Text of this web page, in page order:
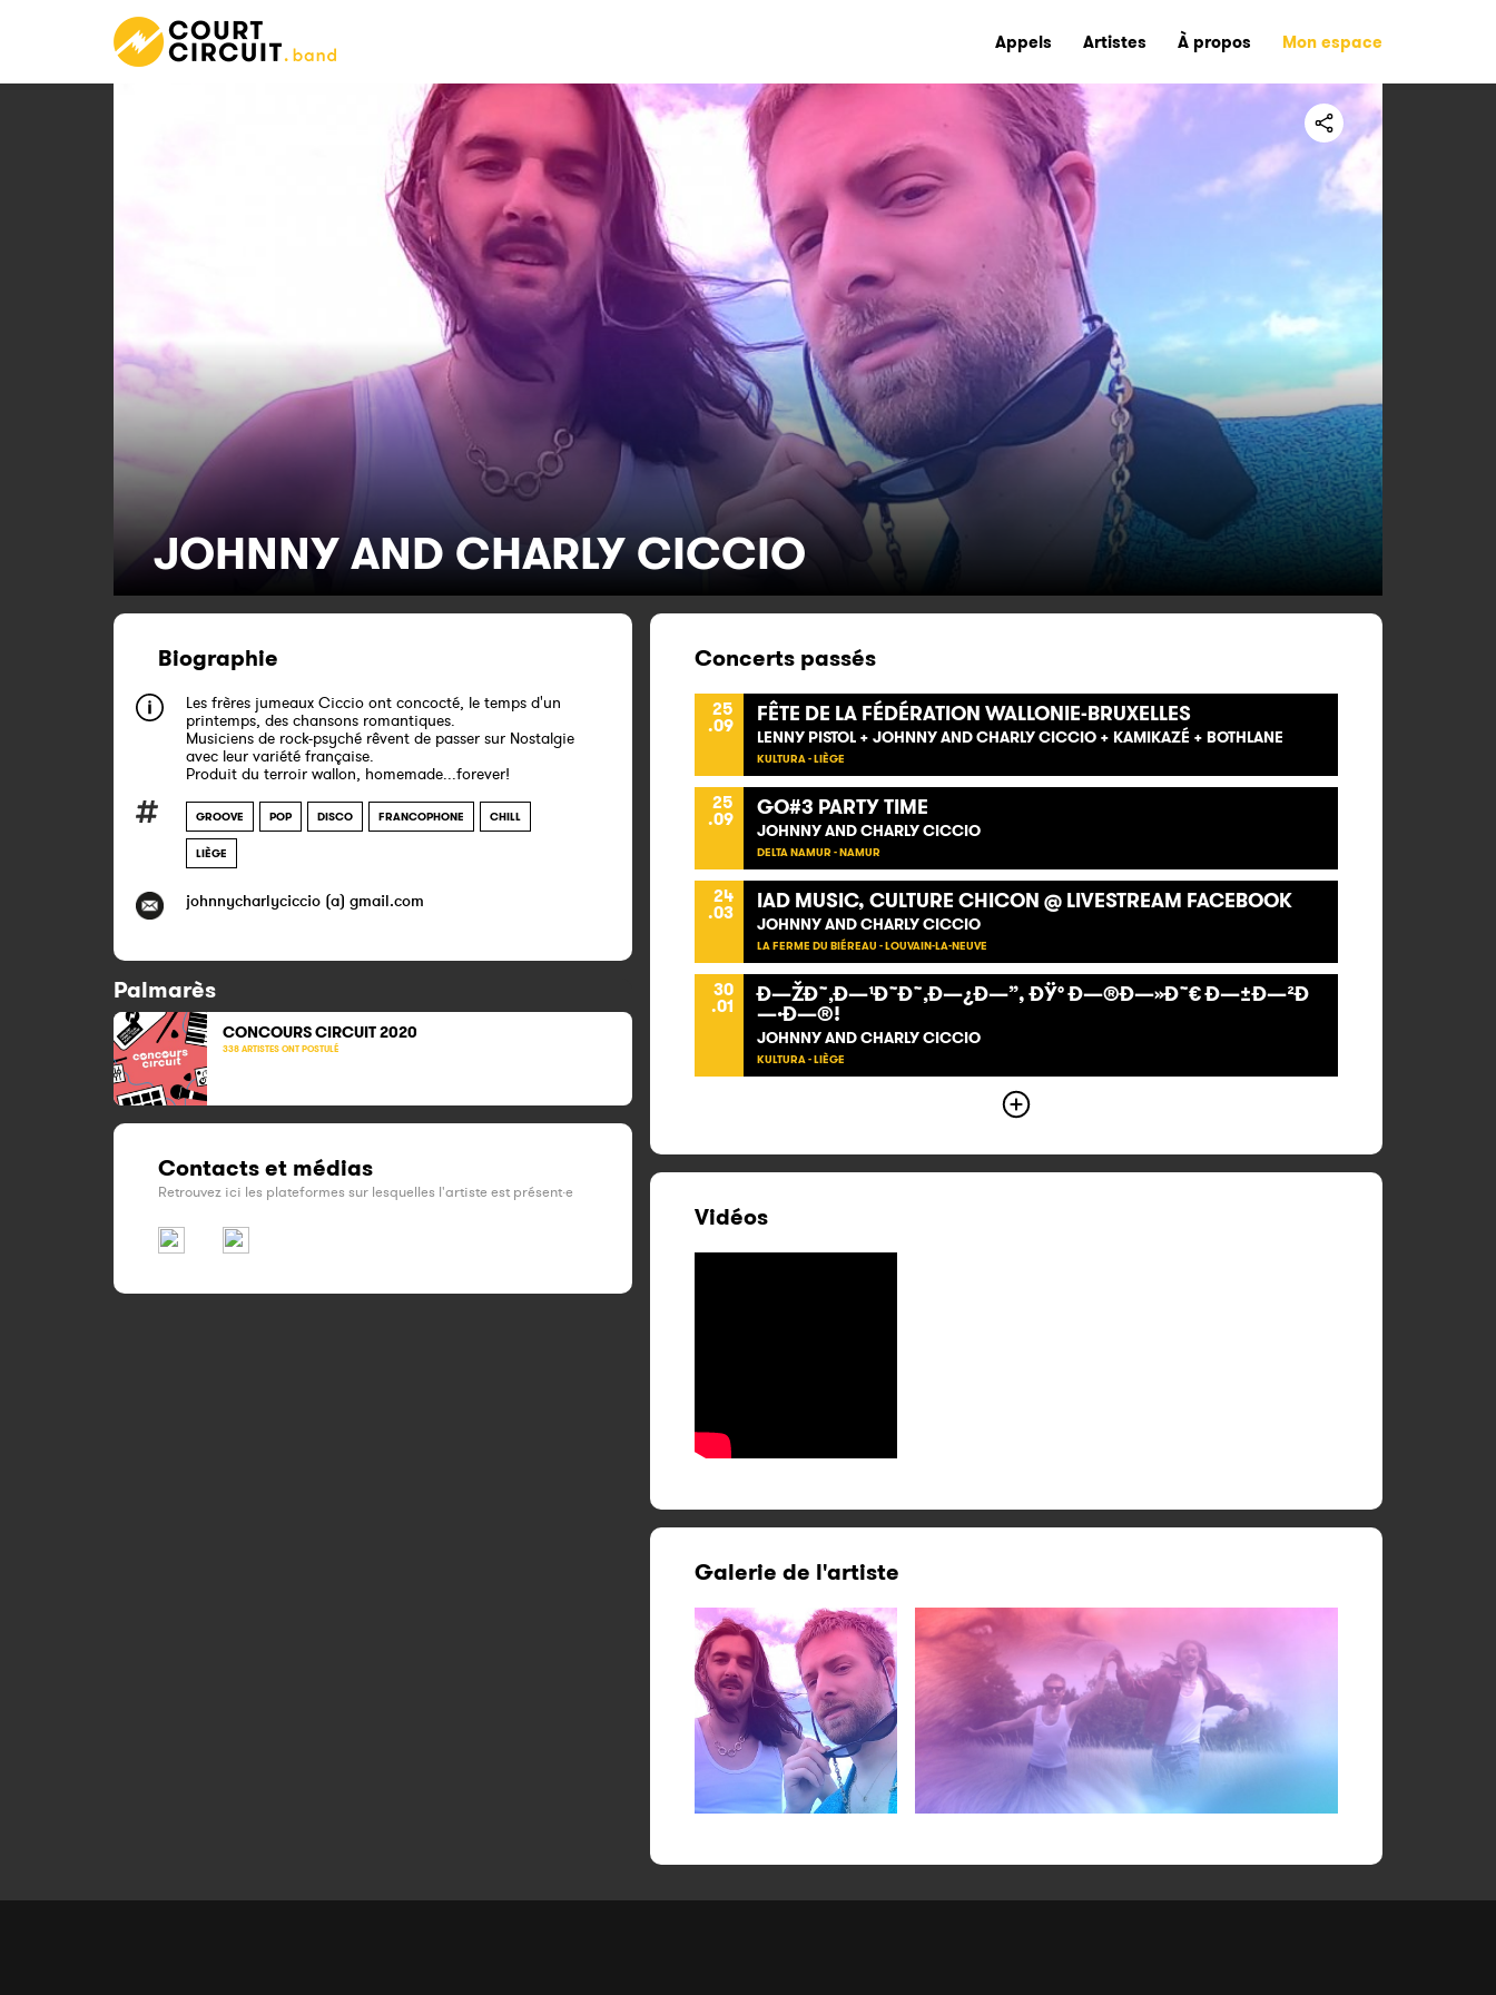
Appels Artistes À propos Mon espace
JOHNNY AND CHARLY CICCIO
Biographie
Les frères jumeaux Ciccio ont concocté, le temps d'un
printemps, des chansons romantiques.
Musiciens de rock-psyché rêvent de passer sur Nostalgie
avec leur variété française.
Produit du terroir wallon, homemade...forever!
GROOVE POP DISCO FRANCOPHONE CHILL
LIÈGE
johnnycharlyciccio (a) gmail.com
Palmarès
CONCOURS CIRCUIT2020
338 ARTISTES ONT POSTULÉ
Contacts et médias
Retrouvez ici les plateformes sur lesquelles l'artiste est présent·e
Concerts passés
25
.09 FÊTE DE LA FÉDÉRATION WALLONIE-BRUXELLES
LENNY PISTOL + JOHNNY AND CHARLY CICCIO + KAMIKAZÉ + BOTHLANE
KULTURA - LIÈGE
25
.09 GO#3 PARTY TIME
JOHNNY AND CHARLY CICCIO
DELTA NAMUR - NAMUR
24
.03 IAD MUSIC, CULTURE CHICON @ LIVESTREAM FACEBOOK
JOHNNY AND CHARLY CICCIO
LA FERME DU BIÉREAU - LOUVAIN-LA-NEUVE
30
.01 Ð—ŽÐ˜‚Ð—¹Ð˜Ð˜‚Ð—¿Ð—”, ÐŸ° Ð—®Ð—»Ð˜€ Ð—±Ð—²Ð
—·Ð—®!
JOHNNY AND CHARLY CICCIO
KULTURA - LIÈGE
Vidéos
Galerie de l'artiste